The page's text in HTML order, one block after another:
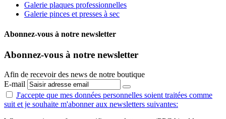
Galerie plaques professionnelles
Galerie pinces et presses à sec
Abonnez-vous à notre newsletter
Abonnez-vous à notre newsletter
Afin de recevoir des news de notre boutique
E-mail
J'accepte que mes données personnelles soient traitées comme
suit et je souhaite m'abonner aux newsletters suivantes: